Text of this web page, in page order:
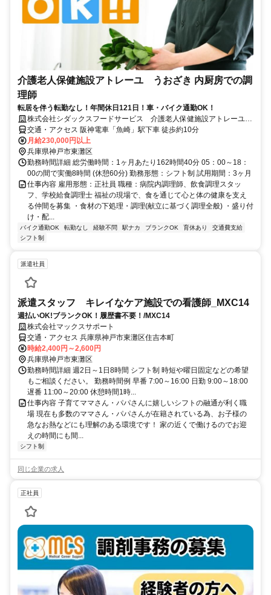
介護老人保健施設アトレーユ うおざき 内厨房での調
理師
転居を伴う転勤なし！年間休日121日！車・バイク通勤OK！
株式会社シダックスフードサービス 介護老人保健施設アトレーユ
うおざき 内厨房
交通・アクセス 阪神電車「魚崎」駅下車 徒歩約10分
月給230,000円以上
兵庫県神戸市東灘区
勤務時間詳細 総労働時間：1ヶ月あたり162時間40分 05：00～18：
00の間で実働8時間 (休憩60分) 勤務形態：シフト制 試用期間：3ヶ月
仕事内容 雇用形態：正社員 職種：病院内調理師、飲食調理スタッ
フ、学校給食調理士 福祉の現場で、食を通じて心と体の健康を支え
る仲間を募集 ・食材の下処理・調理(献立に基づく調理全般) ・盛り付
け・配...
バイク通勤OK 転勤なし 経験不問 駅ナカ ブランクOK 育休あり
交通費支給
シフト制
派遣社員
派遣スタッフ キレイなケア施設での看護師_MXC14
週払いOK!ブランクOK！履歴書不要！/MXC14
株式会社マックスサポート
交通・アクセス 兵庫県神戸市東灘区住吉本町
時給2,400円～2,600円
兵庫県神戸市東灘区
勤務時間詳細 週2日～1日8時間 シフト制 時短や曜日固定などの希望
もご相談ください。 勤務時間例 早番 7:00～16:00 日勤 9:00～18:00
遅番 11:00～20:00 休憩時間1時...
仕事内容 子育てママさん・パパさんに嬉しいシフトの融通が利く職
場 現在も多数のママさん・パパさんが在籍されている為、お子様の
急なお熱などにも理解のある環境です！ 家の近くで働けるのでお迎
えの時間にも間...
シフト制
同じ企業の求人
正社員